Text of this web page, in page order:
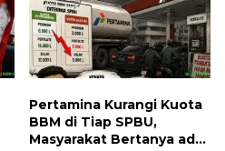
Pertamina Kurangi Kuota
BBM di Tiap SPBU,
Masyarakat Bertanya ada